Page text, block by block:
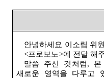
안녕하세요 이소림 위
<프로보노>에 전달 해
말씀
주신 것처럼, 본
새로운
영역을 다루고